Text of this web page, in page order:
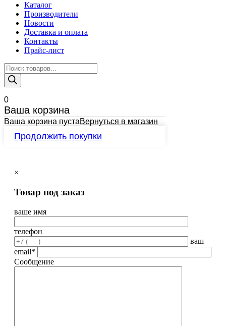
Каталог
Производители
Новости
Доставка и оплата
Контакты
Прайс-лист
Поиск
товаров
0
Ваша корзина
Ваша корзина пустаВернуться в магазин
Продолжить покупки
×
Товар под заказ
ваше имя
телефон
ваш
email*
Сообщение